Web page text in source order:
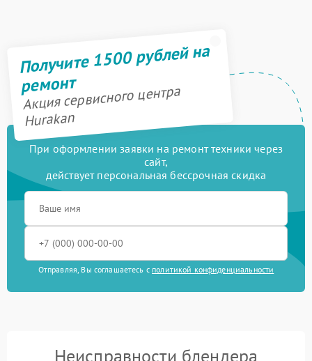
Получите 1500 рублей на
ремонт
Акция сервисного центра
Hurakan
При оформлении заявки на ремонт техники через
сайт,
действует персональная бессрочная скидка
Отправляя, Вы соглашаетесь с политикой конфиденциальности
Неисправности блендера